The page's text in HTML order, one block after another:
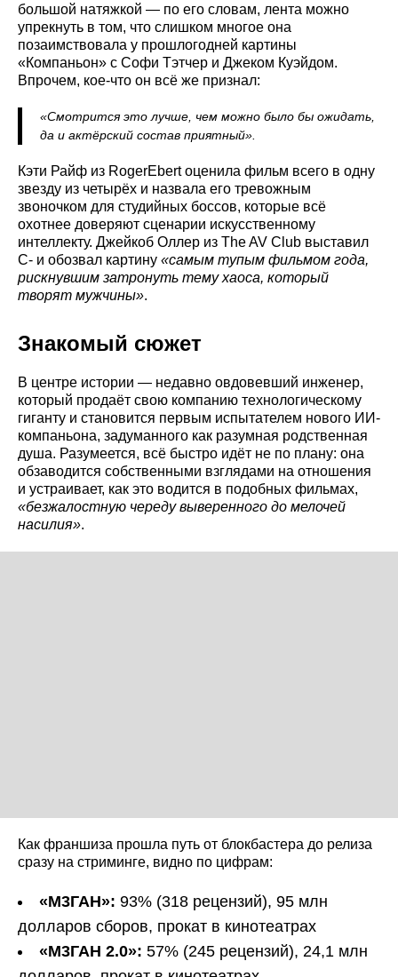
большой натяжкой — по его словам, лента можно
упрекнуть в том, что слишком многое она
позаимствовала у прошлогодней картины
«Компаньон» с Софи Тэтчер и Джеком Куэйдом.
Впрочем, кое-что он всё же признал:
«Смотрится это лучше, чем можно было бы ожидать,
да и актёрский состав приятный».
Кэти Райф из RogerEbert оценила фильм всего в одну
звезду из четырёх и назвала его тревожным
звоночком для студийных боссов, которые всё
охотнее доверяют сценарии искусственному
интеллекту. Джейкоб Оллер из The AV Club выставил
C- и обозвал картину «самым тупым фильмом года,
рискнувшим затронуть тему хаоса, который
творят мужчины».
Знакомый сюжет
В центре истории — недавно овдовевший инженер,
который продаёт свою компанию технологическому
гиганту и становится первым испытателем нового ИИ-
компаньона, задуманного как разумная родственная
душа. Разумеется, всё быстро идёт не по плану: она
обзаводится собственными взглядами на отношения
и устраивает, как это водится в подобных фильмах,
«безжалостную череду выверенного до мелочей
насилия».
Как франшиза прошла путь от блокбастера до релиза
сразу на стриминге, видно по цифрам:
«М3ГАН»: 93% (318 рецензий), 95 млн
долларов сборов, прокат в кинотеатрах
«М3ГАН 2.0»: 57% (245 рецензий), 24,1 млн